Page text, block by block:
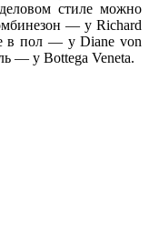
стиле можно
— у Richard
в пол — у Diane von
— у Bottega Veneta.